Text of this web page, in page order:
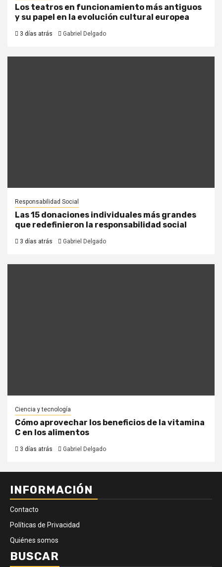
Los teatros en funcionamiento más antiguos
y su papel en la evolución cultural europea
3 días atrás Gabriel Delgado
Responsabilidad Social
Las 15 donaciones individuales más grandes
que redefinieron la responsabilidad social
3 días atrás Gabriel Delgado
Ciencia y tecnología
Cómo aprovechar los beneficios de la vitamina
C en los alimentos
3 días atrás Gabriel Delgado
INFORMACIÓN
Contacto
Políticas de Privacidad
Quiénes somos
BUSCAR